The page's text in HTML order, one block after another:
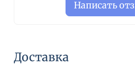
Написать
Доставка